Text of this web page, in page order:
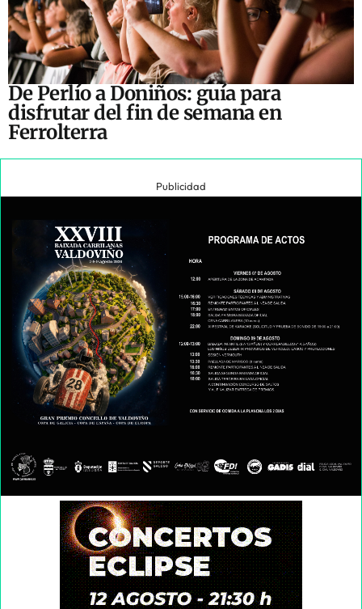
De Perlío a Doniños: guía para
disfrutar del fin de semana en
Ferrolterra
Publicidad